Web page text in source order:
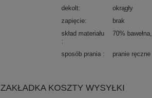
dekolt
okrągły
zapięcie
brak
skład materiału
70% bawełna
sposób prania pranie ręczne
ZAKŁADKA KOSZTY WYSYŁKI